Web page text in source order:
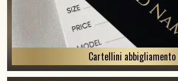
Cartellini abbigliamento